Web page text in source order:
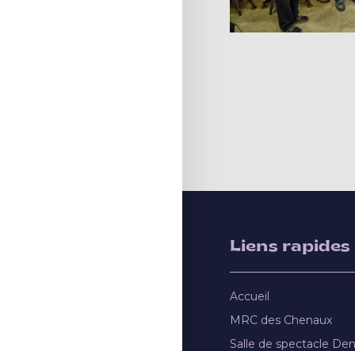
Liens rapides
Accueil
MRC des Chenaux
Salle de spectacle